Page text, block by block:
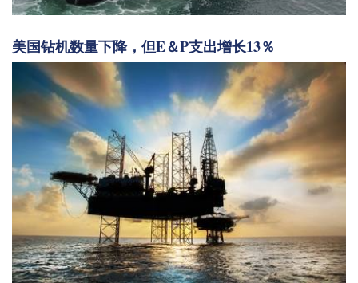
美国钻机数量下降，但E＆P支出增长13％